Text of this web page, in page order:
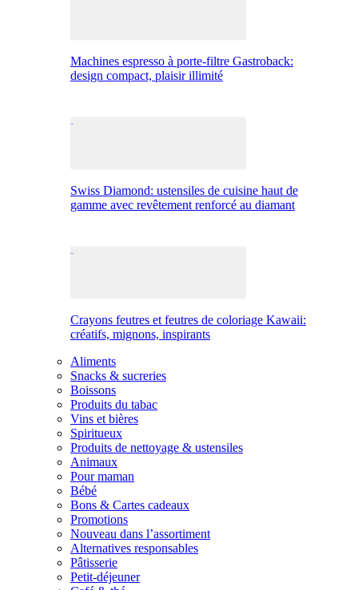
Machines espresso à porte-filtre Gastroback:
design compact, plaisir illimité
Swiss Diamond: ustensiles de cuisine haut de
gamme avec revêtement renforcé au diamant
Crayons feutres et feutres de coloriage Kawaii:
créatifs, mignons, inspirants
Aliments
Snacks & sucreries
Boissons
Produits du tabac
Vins et bières
Spiritueux
Produits de nettoyage & ustensiles
Animaux
Pour maman
Bébé
Bons & Cartes cadeaux
Promotions
Nouveau dans l’assortiment
Alternatives responsables
Pâtisserie
Petit-déjeuner